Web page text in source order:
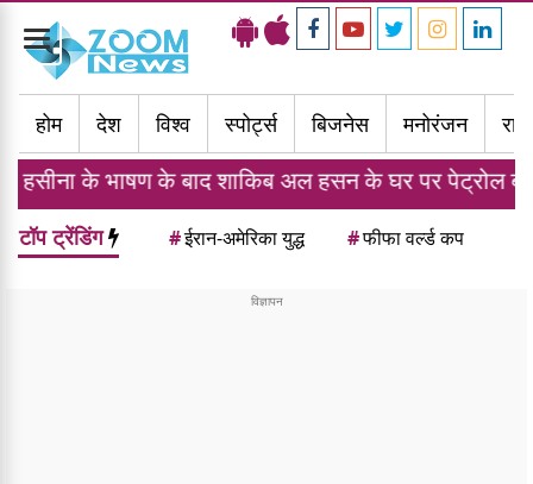
Toggle
navigation
होम
देश विश्व स्पोर्ट्स बिजनेस मनोरंजन
के भाषण के बाद शाकिब अल हसन के घर पर पेट्रोल बम से
टॉप ट्रेंडिंग #ईरान-अमेरिका युद्ध #फीफा वर्ल्ड कप